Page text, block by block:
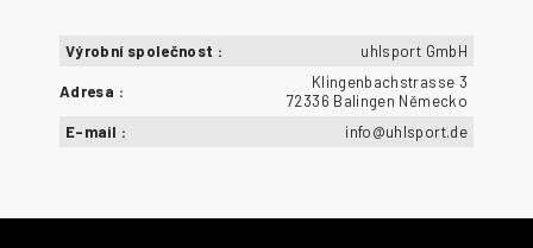
Výrobní společnost : uhlsport GmbH
Adresa :
Klingenbachstrasse 3
72336 Balingen Německo
E-mail : info@uhlsport.de